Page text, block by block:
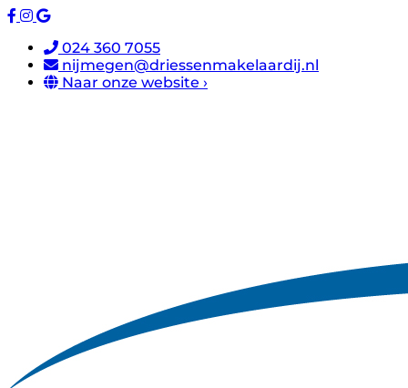
024 360 7055
nijmegen@driessenmakelaardij.nl
Naar onze website ›